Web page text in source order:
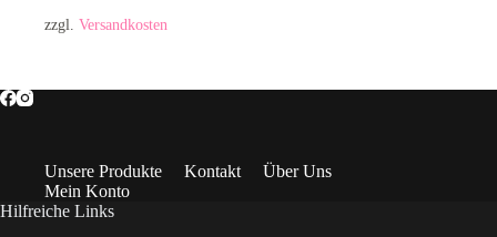
zzgl. Versandkosten
Unsere Produkte Kontakt
Über Uns
Mein Konto
Hilfreiche Links